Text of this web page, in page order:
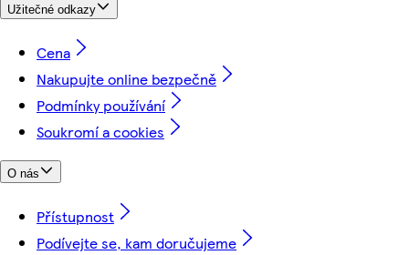
Užitečné odkazy
Cena
Nakupujte online bezpečně
Podmínky používání
Soukromí a cookies
O nás
Přístupnost
Podívejte se, kam doručujeme